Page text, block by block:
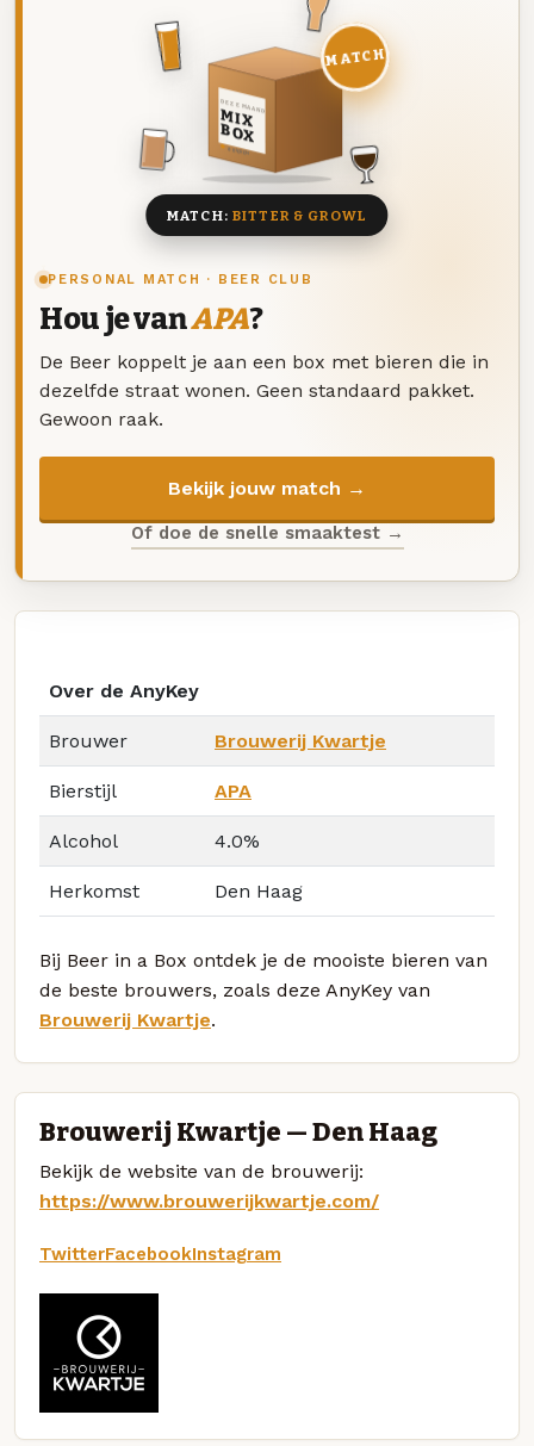
PERSONAL MATCH · BEER CLUB
Hou je vanAPA?
De Beer koppelt je aan een box met bieren die in
dezelfde straat wonen. Geen standaard pakket.
Gewoon raak.
Bekijk jouw match →
Of doe de snelle smaaktest →
DEZE MAAND
MIX
BOX
8 BIEREN
MATCH
MATCH: BITTER & GROWL
Over de AnyKey
Brouwer Brouwerij Kwartje
Bierstijl APA
Alcohol 4.0%
Herkomst Den Haag
Bij Beer in a Box ontdek je de mooiste bieren van
de beste brouwers, zoals deze AnyKey van
Brouwerij Kwartje.
Brouwerij Kwartje — Den Haag
Bekijk de website van de brouwerij:
https://www.brouwerijkwartje.com/
TwitterFacebookInstagram